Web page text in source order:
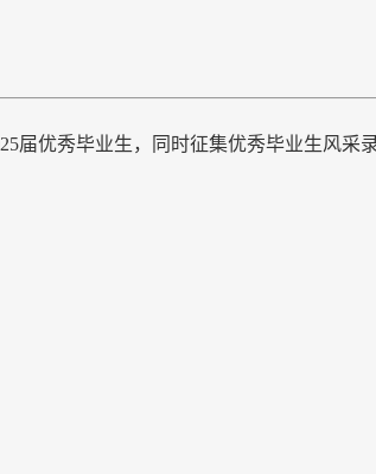
届优秀毕业生，同时征集优秀毕业生风采